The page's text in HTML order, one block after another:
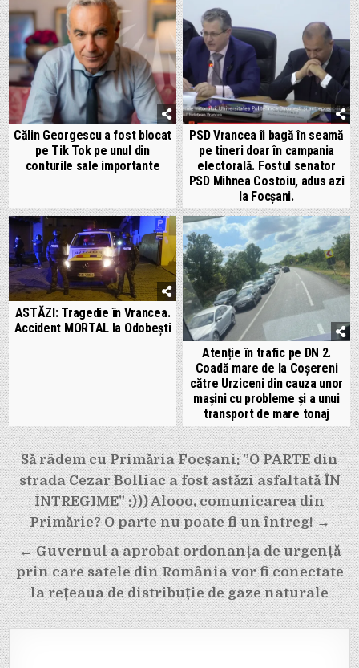
Călin Georgescu a fost blocat
pe Tik Tok pe unul din
conturile sale importante
PSD Vrancea îi bagă în seamă
pe tineri doar în campania
electorală. Fostul senator
PSD Mihnea Costoiu, adus azi
la Focșani.
ASTĂZI: Tragedie în Vrancea.
Accident MORTAL la Odobești
Atenție în trafic pe DN 2.
Coadă mare de la Coșereni
către Urziceni din cauza unor
mașini cu probleme și a unui
transport de mare tonaj
Navigare
în
articole
Să râdem cu Primăria Focșani: ”O PARTE din
strada Cezar Bolliac a fost astăzi asfaltată ÎN
ÎNTREGIME” :))) Alooo, comunicarea din
Primărie? O parte nu poate fi un întreg! →
← Guvernul a aprobat ordonanța de urgență
prin care satele din România vor fi conectate
la rețeaua de distribuție de gaze naturale